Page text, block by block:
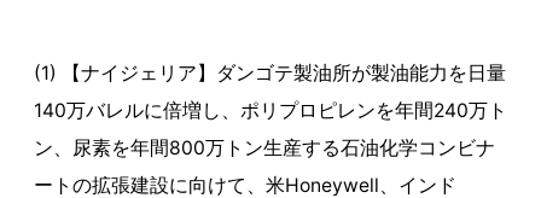
(1) 【ナイジェリア】ダンゴテ製油所が製油能力を日量
140万バレルに倍増し、ポリプロピレンを年間240万ト
ン、尿素を年間800万トン生産する石油化学コンビナ
ートの拡張建設に向けて、米Honeywell、インド